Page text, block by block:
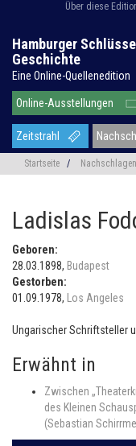
Über diese
Hamburger
Geschichte
Eine Online-Quellenedition
Online-Ausstellungen
Zeitstrahl
Startseite / Nachschlagen
Ladislas
Geboren:
28.03.1898, Budapest
Gestorben:
01.09.1978,
Los Angeles
Ungarischer Schriftsteller
Erwähnt in
Zwischen
des Kleinen
(Sebastian